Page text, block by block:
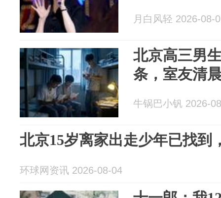
月白风轻 2026-08-
北京高三男
条，室友清
牛锅巴小钒 2026-
北京15岁离家出走少年已找到
环球网资讯 2026-08-04